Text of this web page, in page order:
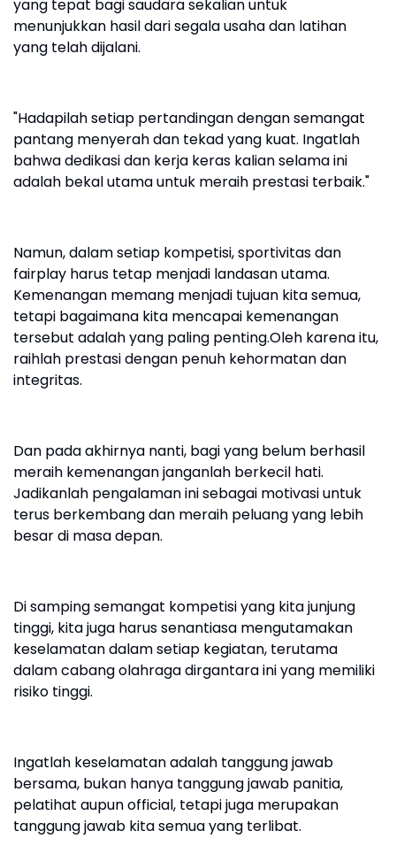
yang tepat bagi saudara sekalian untuk
menunjukkan hasil dari segala usaha dan latihan
yang telah dijalani.
"Hadapilah setiap pertandingan dengan semangat
pantang menyerah dan tekad yang kuat. Ingatlah
bahwa dedikasi dan kerja keras kalian selama ini
adalah bekal utama untuk meraih prestasi terbaik."
Namun, dalam setiap kompetisi, sportivitas dan
fairplay harus tetap menjadi landasan utama.
Kemenangan memang menjadi tujuan kita semua,
tetapi bagaimana kita mencapai kemenangan
tersebut adalah yang paling penting.Oleh karena itu,
raihlah prestasi dengan penuh kehormatan dan
integritas.
Dan pada akhirnya nanti, bagi yang belum berhasil
meraih kemenangan janganlah berkecil hati.
Jadikanlah pengalaman ini sebagai motivasi untuk
terus berkembang dan meraih peluang yang lebih
besar di masa depan.
Di samping semangat kompetisi yang kita junjung
tinggi, kita juga harus senantiasa mengutamakan
keselamatan dalam setiap kegiatan, terutama
dalam cabang olahraga dirgantara ini yang memiliki
risiko tinggi.
Ingatlah keselamatan adalah tanggung jawab
bersama, bukan hanya tanggung jawab panitia,
pelatihat aupun official, tetapi juga merupakan
tanggung jawab kita semua yang terlibat.